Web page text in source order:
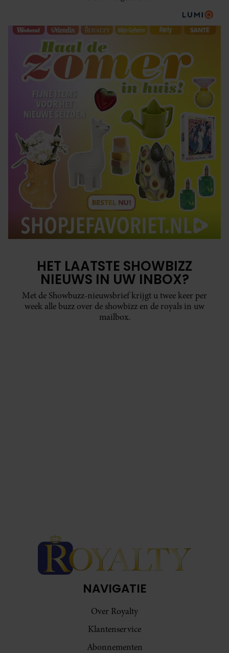
HET LAATSTE SHOWBIZZ
NIEUWS IN UW INBOX?
Met de Showbuzz-nieuwsbrief krijgt u twee keer per
week alle buzz over de showbizz en de royals in uw
mailbox.
NAVIGATIE
Over Royalty
Klantenservice
Abonnementen